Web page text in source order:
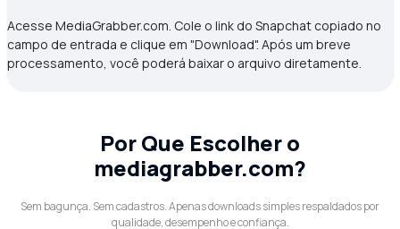
Acesse MediaGrabber.com. Cole o link do Snapchat copiado no
campo de entrada e clique em "Download". Após um breve
processamento, você poderá baixar o arquivo diretamente.
Por Que Escolher o
mediagrabber.com?
Sem bagunça. Sem cadastros. Apenas downloads simples respaldados por
qualidade, desempenho e confiança.